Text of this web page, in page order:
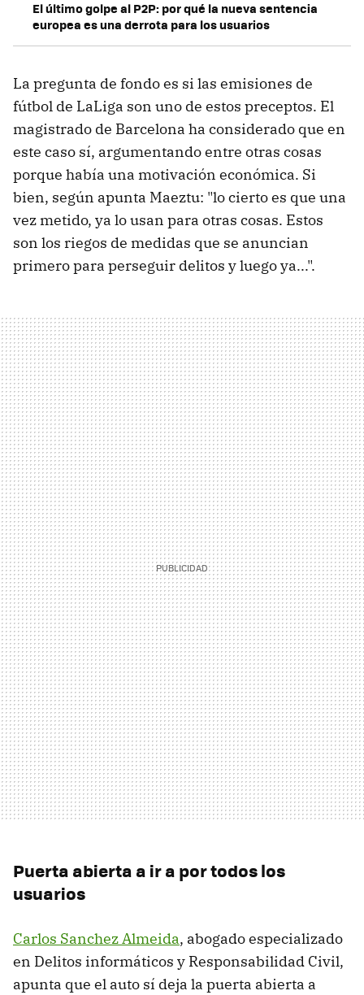
El último golpe al P2P: por qué la nueva sentencia
europea es una derrota para los usuarios
La pregunta de fondo es si las emisiones de
fútbol de LaLiga son uno de estos preceptos. El
magistrado de Barcelona ha considerado que en
este caso sí, argumentando entre otras cosas
porque había una motivación económica. Si
bien, según apunta Maeztu: "lo cierto es que una
vez metido, ya lo usan para otras cosas. Estos
son los riegos de medidas que se anuncian
primero para perseguir delitos y luego ya...".
Puerta abierta a ir a por todos los
usuarios
Carlos Sanchez Almeida, abogado especializado
en Delitos informáticos y Responsabilidad Civil,
apunta que el auto sí deja la puerta abierta a